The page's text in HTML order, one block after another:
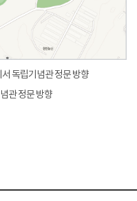
독립기념관 정문 방향
관 정문 방향